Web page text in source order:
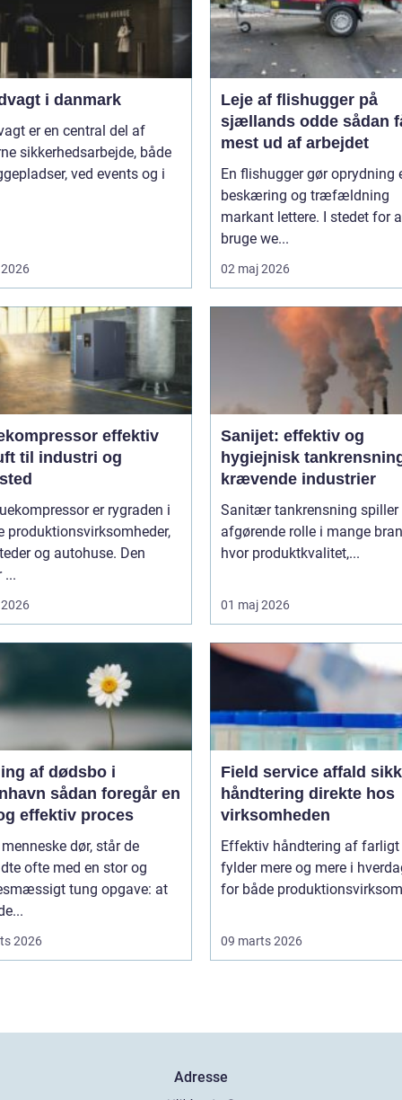
i danmark
er en central del af
sikkerhedsarbejde, både
ved events og i
Leje af flishugger på
sjællands odde sådan får du
mest ud af arbejdet
En flishugger gør oprydning
beskæring og træfældning
markant lettere. I stedet for
bruge we...
02 maj 2026
effektiv
til industri og
er rygraden i
produktionsvirksomheder,
og autohuse. Den
...
Sanijet: effektiv og
hygiejnisk
krævende industrier
Sanitær tankrensning spiller
afgørende rolle i mange
hvor produktkvalitet,...
01 maj 2026
af dødsbo i
foregår en
effektiv proces
dør, står de
ofte med en stor og
tung opgave: at
2026
Field service affald sikker
håndtering direkte hos
virksomheden
Effektiv håndtering af
fylder mere og mere i
for både
09 marts 2026
Adresse